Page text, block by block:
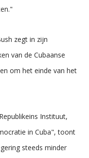
zegt in zijn
van de Cubaanse
om het einde van het
Instituut,
in Cuba", toont
steeds minder